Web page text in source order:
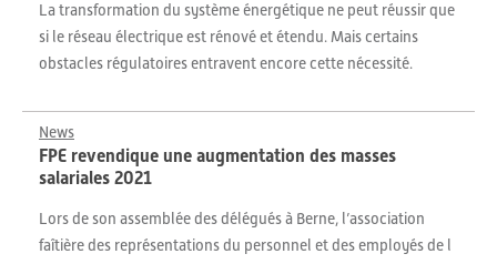
La transformation du système énergétique ne peut réussir que
si le réseau électrique est rénové et étendu. Mais certains
obstacles régulatoires entravent encore cette nécessité.
News
FPE revendique une augmentation des masses
salariales 2021
Lors de son assemblée des délégués à Berne, l’association
faîtière des représentations du personnel et des employés de l